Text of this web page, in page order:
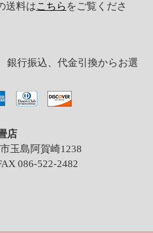
送料はこちら をご覧くださ
銀行振込、代金引換からお選
店
玉島阿賀崎1238
086-522-2482